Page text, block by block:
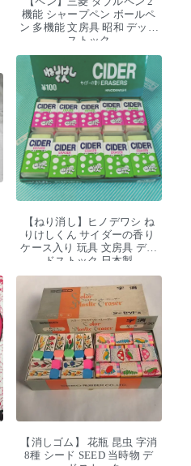
機能 シャープペン ボールペ
ン 多機能 文房具 昭和 デッド
ストック
【ねり消し】ヒノデワシ ね
りけしくん サイダーの香り
ケース入り 玩具 文房具 デッ
ドストック 日本製
【消しゴム】 花瓶 昆虫 字消
8種 シード SEED 当時物 デ